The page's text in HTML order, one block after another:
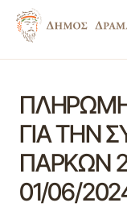
ΓΙΑ ΤΗΝ
ΠΑΡΚΩΝ
01/06/